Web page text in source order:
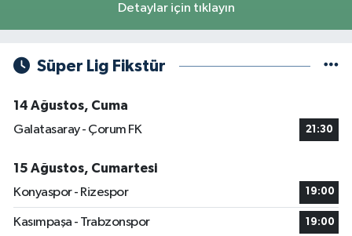
Detaylar için tıklayın
Süper Lig Fikstür
14 Ağustos, Cuma
Galatasaray - Çorum FK
21:30
15 Ağustos, Cumartesi
Konyaspor - Rizespor
19:00
Kasımpaşa - Trabzonspor 19:00